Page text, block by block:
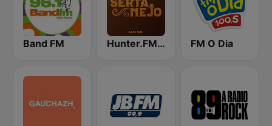
Band FM Hunter.FM - Sertanejo FM O Dia